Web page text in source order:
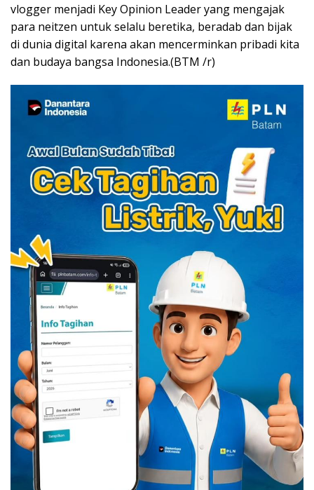
vlogger menjadi Key Opinion Leader yang mengajak
para neitzen untuk selalu beretika, beradab dan bijak
di dunia digital karena akan mencerminkan pribadi kita
dan budaya bangsa Indonesia.(BTM /r)